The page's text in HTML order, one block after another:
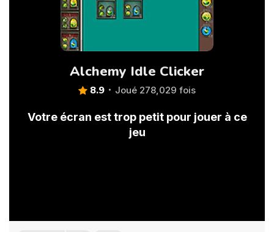
Alchemy Idle Clicker
8.9 Joué 278,029 fois
Votre écran est trop petit pour jouer à ce
jeu